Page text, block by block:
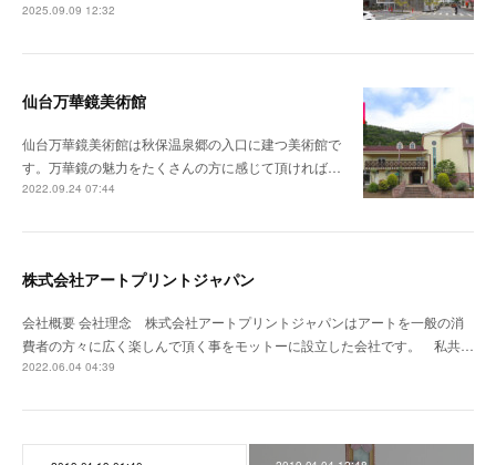
2025.09.09 12:32
仙台万華鏡美術館
仙台万華鏡美術館は秋保温泉郷の入口に建つ美術館で
す。万華鏡の魅力をたくさんの方に感じて頂ければ…
2022.09.24 07:44
株式会社アートプリントジャパン
会社概要 会社理念 株式会社アートプリントジャパンはアートを一般の消
費者の方々に広く楽しんで頂く事をモットーに設立した会社です。 私共…
2022.06.04 04:39